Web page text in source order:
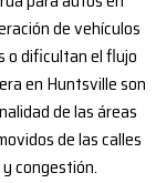
de vehículos
o dificultan el flujo
en Huntsville son
de las áreas
de las calles
congestión.